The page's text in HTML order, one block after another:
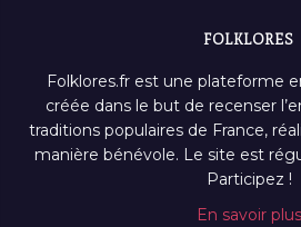
FOLKLORES
Folklores.fr est une plateforme
créée dans le but de recenser
traditions populaires de France,
manière bénévole. Le site est
Participez !
En savoir plus